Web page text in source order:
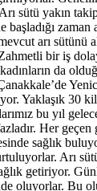
sütü yakın
zaman
arı sütünü
bir iş
da
Yaklaşık 30
bu yıl
Her geçen
sağlık
Arı
getiriyor.
oluyorlar. Bu